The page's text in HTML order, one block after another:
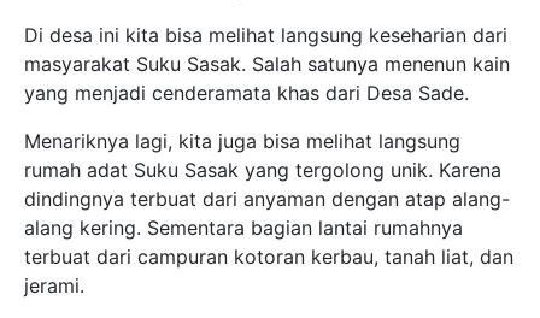
Di desa ini kita bisa melihat langsung keseharian dari
masyarakat Suku Sasak. Salah satunya menenun kain
yang menjadi cenderamata khas dari Desa Sade.
Menariknya lagi, kita juga bisa melihat langsung
rumah adat Suku Sasak yang tergolong unik. Karena
dindingnya terbuat dari anyaman dengan atap alang-
alang kering. Sementara bagian lantai rumahnya
terbuat dari campuran kotoran kerbau, tanah liat, dan
jerami.